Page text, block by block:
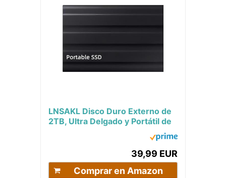
LNSAKL Disco Duro Externo de
2TB, Ultra Delgado y Portátil de
39,99 EUR
Comprar en Amazon